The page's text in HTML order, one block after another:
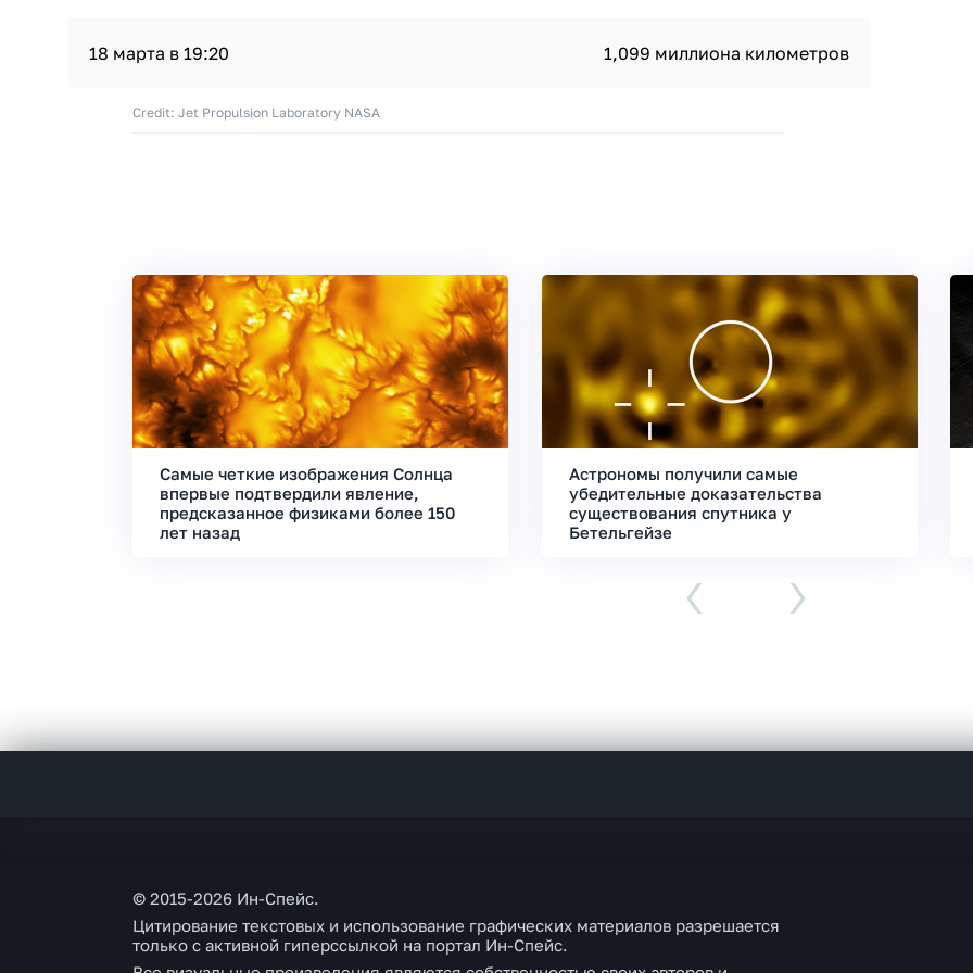
18 марта в 19:20 1,099 миллиона километров
Credit: Jet Propulsion Laboratory NASA
Самые четкие изображения Солнца
впервые подтвердили явление,
предсказанное физиками более 150
лет назад
Астрономы получили самые
убедительные доказательства
существования спутника у
Бетельгейзе
‹ ›
© 2015-2026 Ин-Спейс.
Цитирование текстовых и использование графических материалов разрешается
только с активной гиперссылкой на портал Ин-Спейс.